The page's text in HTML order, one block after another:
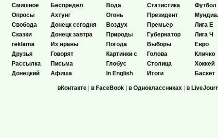
Смишное
Опросы
Свобода
Сказки
reklama
Друзья
Рассылка
Донецкий
Беспредел
Ахтунг
Донецк сегодня
Донецк завтра
Их нравы
Говорят
Письма
Афиша
Вода
Огонь
Воздух
Природы
Погода
Картинки с
Глобус
In English
Статистика
Президент
Премьер
Губернатор
Выборы
Голова
Столица
Итоги
Футбол
Лига Е
Лига Ч
Евро
Кличко
Хоккей
Баскет
вКонтакте в FaceBook в Одноклассниках в